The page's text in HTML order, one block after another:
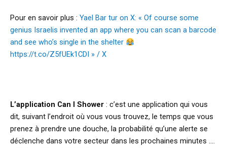
Pour en savoir plus : Yael Bar tur on X: « Of course some
genius Israelis invented an app where you can scan a barcode
and see who’s single in the shelter
https://t.co/Z5fUEk1CDI » / X
L’application Can I Shower : c’est une application qui vous
dit, suivant l’endroit où vous vous trouvez, le temps que vous
prenez à prendre une douche, la probabilité qu’une alerte se
déclenche dans votre secteur dans les prochaines minutes ….